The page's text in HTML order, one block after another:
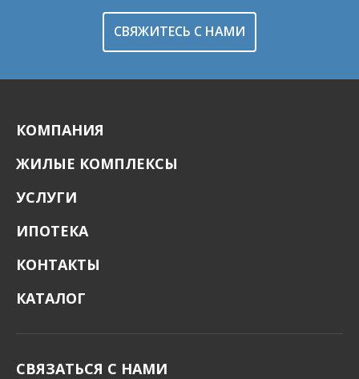
СВЯЖИТЕСЬ С НАМИ
КОМПАНИЯ
ЖИЛЫЕ КОМПЛЕКСЫ
УСЛУГИ
ИПОТЕКА
КОНТАКТЫ
КАТАЛОГ
СВЯЗАТЬСЯ С НАМИ